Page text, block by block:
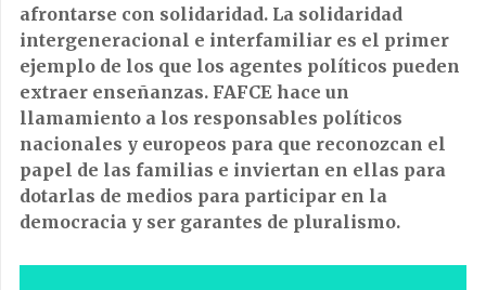
afrontarse con solidaridad. La solidaridad
intergeneracional e interfamiliar es el primer
ejemplo de los que los agentes políticos pueden
extraer enseñanzas. FAFCE hace un
llamamiento a los responsables políticos
nacionales y europeos para que reconozcan el
papel de las familias e inviertan en ellas para
dotarlas de medios para participar en la
democracia y ser garantes de pluralismo.